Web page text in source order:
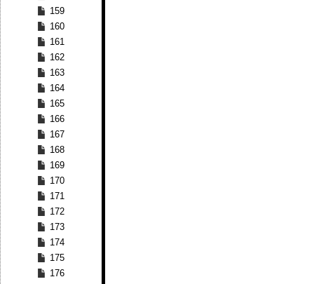
159
160
161
162
163
164
165
166
167
168
169
170
171
172
173
174
175
176